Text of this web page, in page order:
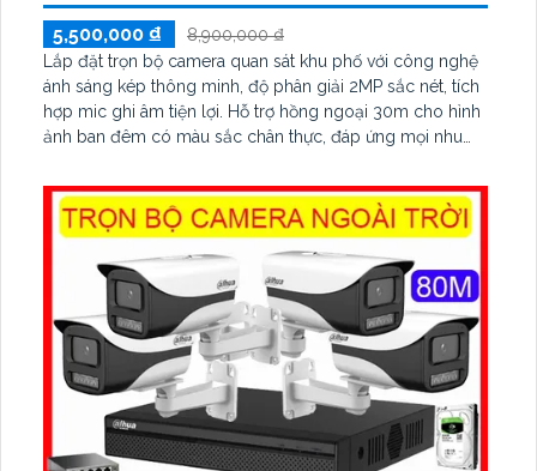
5,500,000 ₫
8,900,000 ₫
Lắp đặt trọn bộ camera quan sát khu phố với công nghệ
ánh sáng kép thông minh, độ phân giải 2MP sắc nét, tích
hợp mic ghi âm tiện lợi. Hỗ trợ hồng ngoại 30m cho hình
ảnh ban đêm có màu sắc chân thực, đáp ứng mọi nhu
bền bỉ trong mọi điều kiện thời tiết.